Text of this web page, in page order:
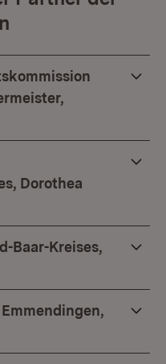
Dorothea
Baar-Kreises,